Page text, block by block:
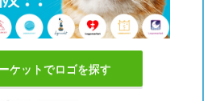
ケットでロゴを探す